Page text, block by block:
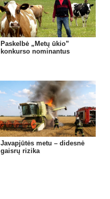
Paskelbė „Metų ūkio”
konkurso nominantus
Javapjūtės metu – didesnė
gaisrų rizika